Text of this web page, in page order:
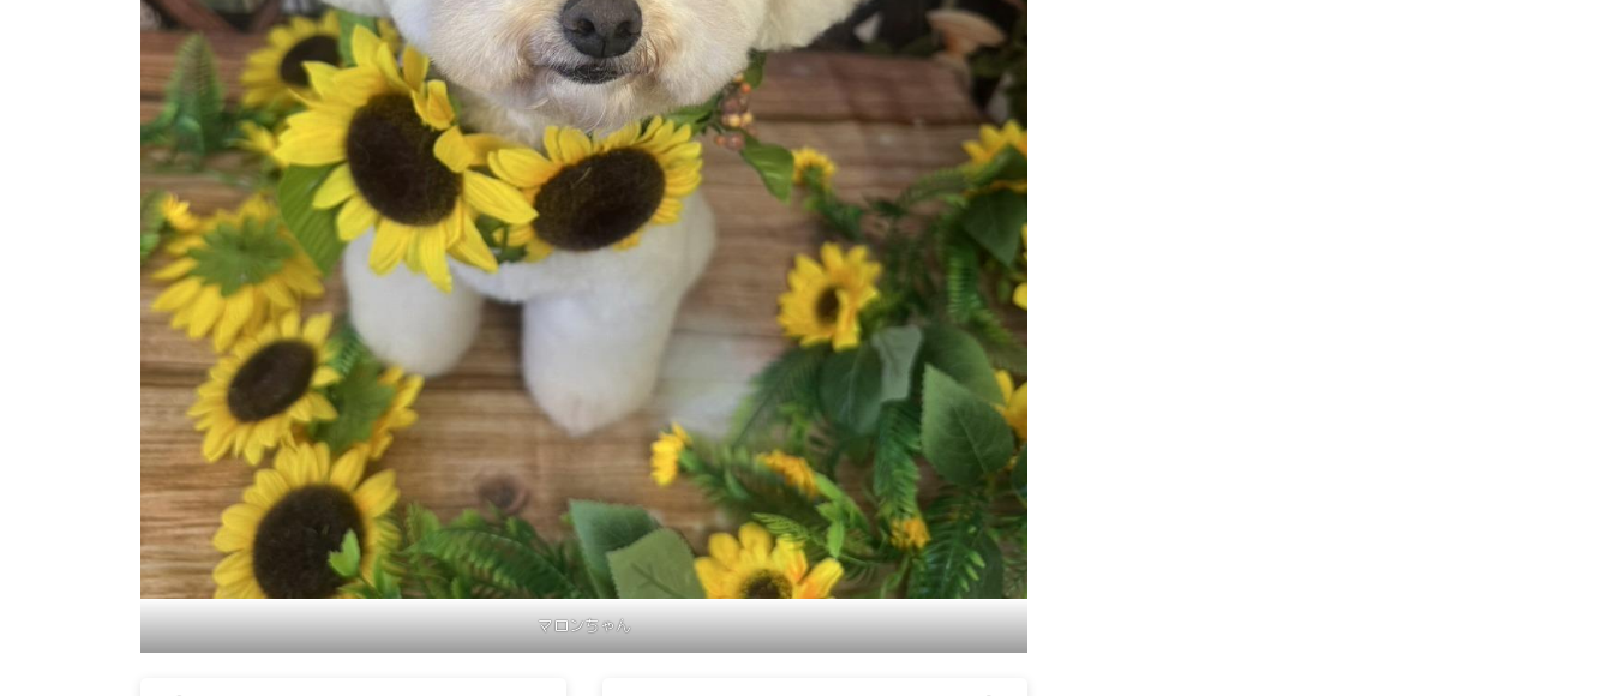
マロンちゃん